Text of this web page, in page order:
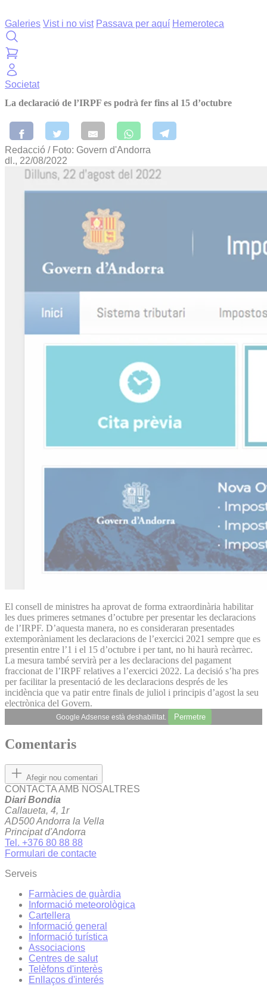
Galeries Vist i no vist Passava per aquí Hemeroteca
Societat
La declaració de l’IRPF es podrà fer fins al 15 d’octubre
Redacció / Foto: Govern d'Andorra
dl., 22/08/2022
El consell de ministres ha aprovat de forma extraordinària habilitar
les dues primeres setmanes d’octubre per presentar les declaracions
de l’IRPF. D’aquesta manera, no es consideraran presentades
extemporàniament les declaracions de l’exercici 2021 sempre que es
presentin entre l’1 i el 15 d’octubre i per tant, no hi haurà recàrrec.
La mesura també servirà per a les declaracions del pagament
fraccionat de l’IRPF relatives a l’exercici 2022. La decisió s’ha pres
per facilitar la presentació de les declaracions després de les
incidència que va patir entre finals de juliol i principis d’agost la seu
electrònica del Govern.
Google Adsense està deshabilitat. Permetre
Comentaris
Afegir nou comentari
CONTACTA AMB NOSALTRES
Diari Bondia
Callaueta, 4, 1r
AD500 Andorra la Vella
Principat d'Andorra
Tel. +376 80 88 88
Formulari de contacte
Serveis
Farmàcies de guàrdia
Informació meteorològica
Cartellera
Informació general
Informació turística
Associacions
Centres de salut
Telèfons d'interès
Enllaços d'interés